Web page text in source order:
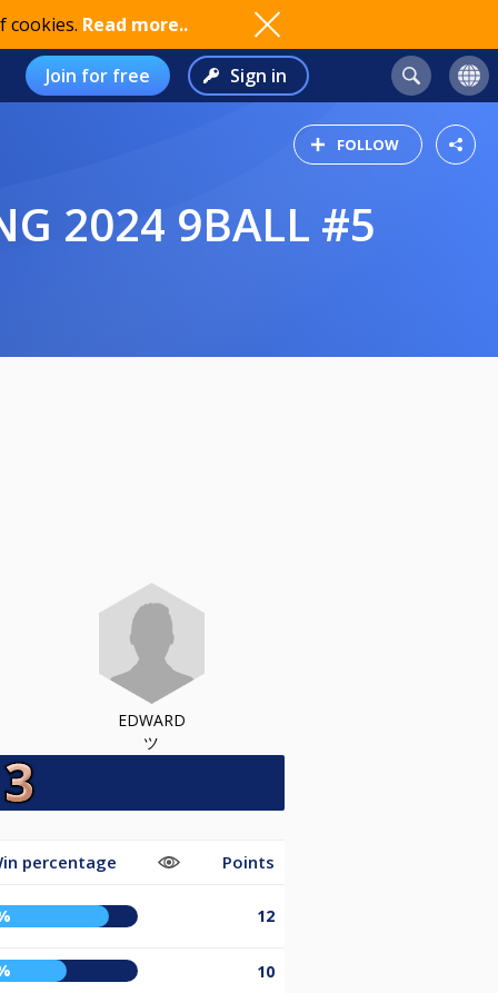
cookies. Read more..
Join for free Sign in
FOLLOW
2024 9BALL #5
EDWARD
ツ
percentage Points
12
10